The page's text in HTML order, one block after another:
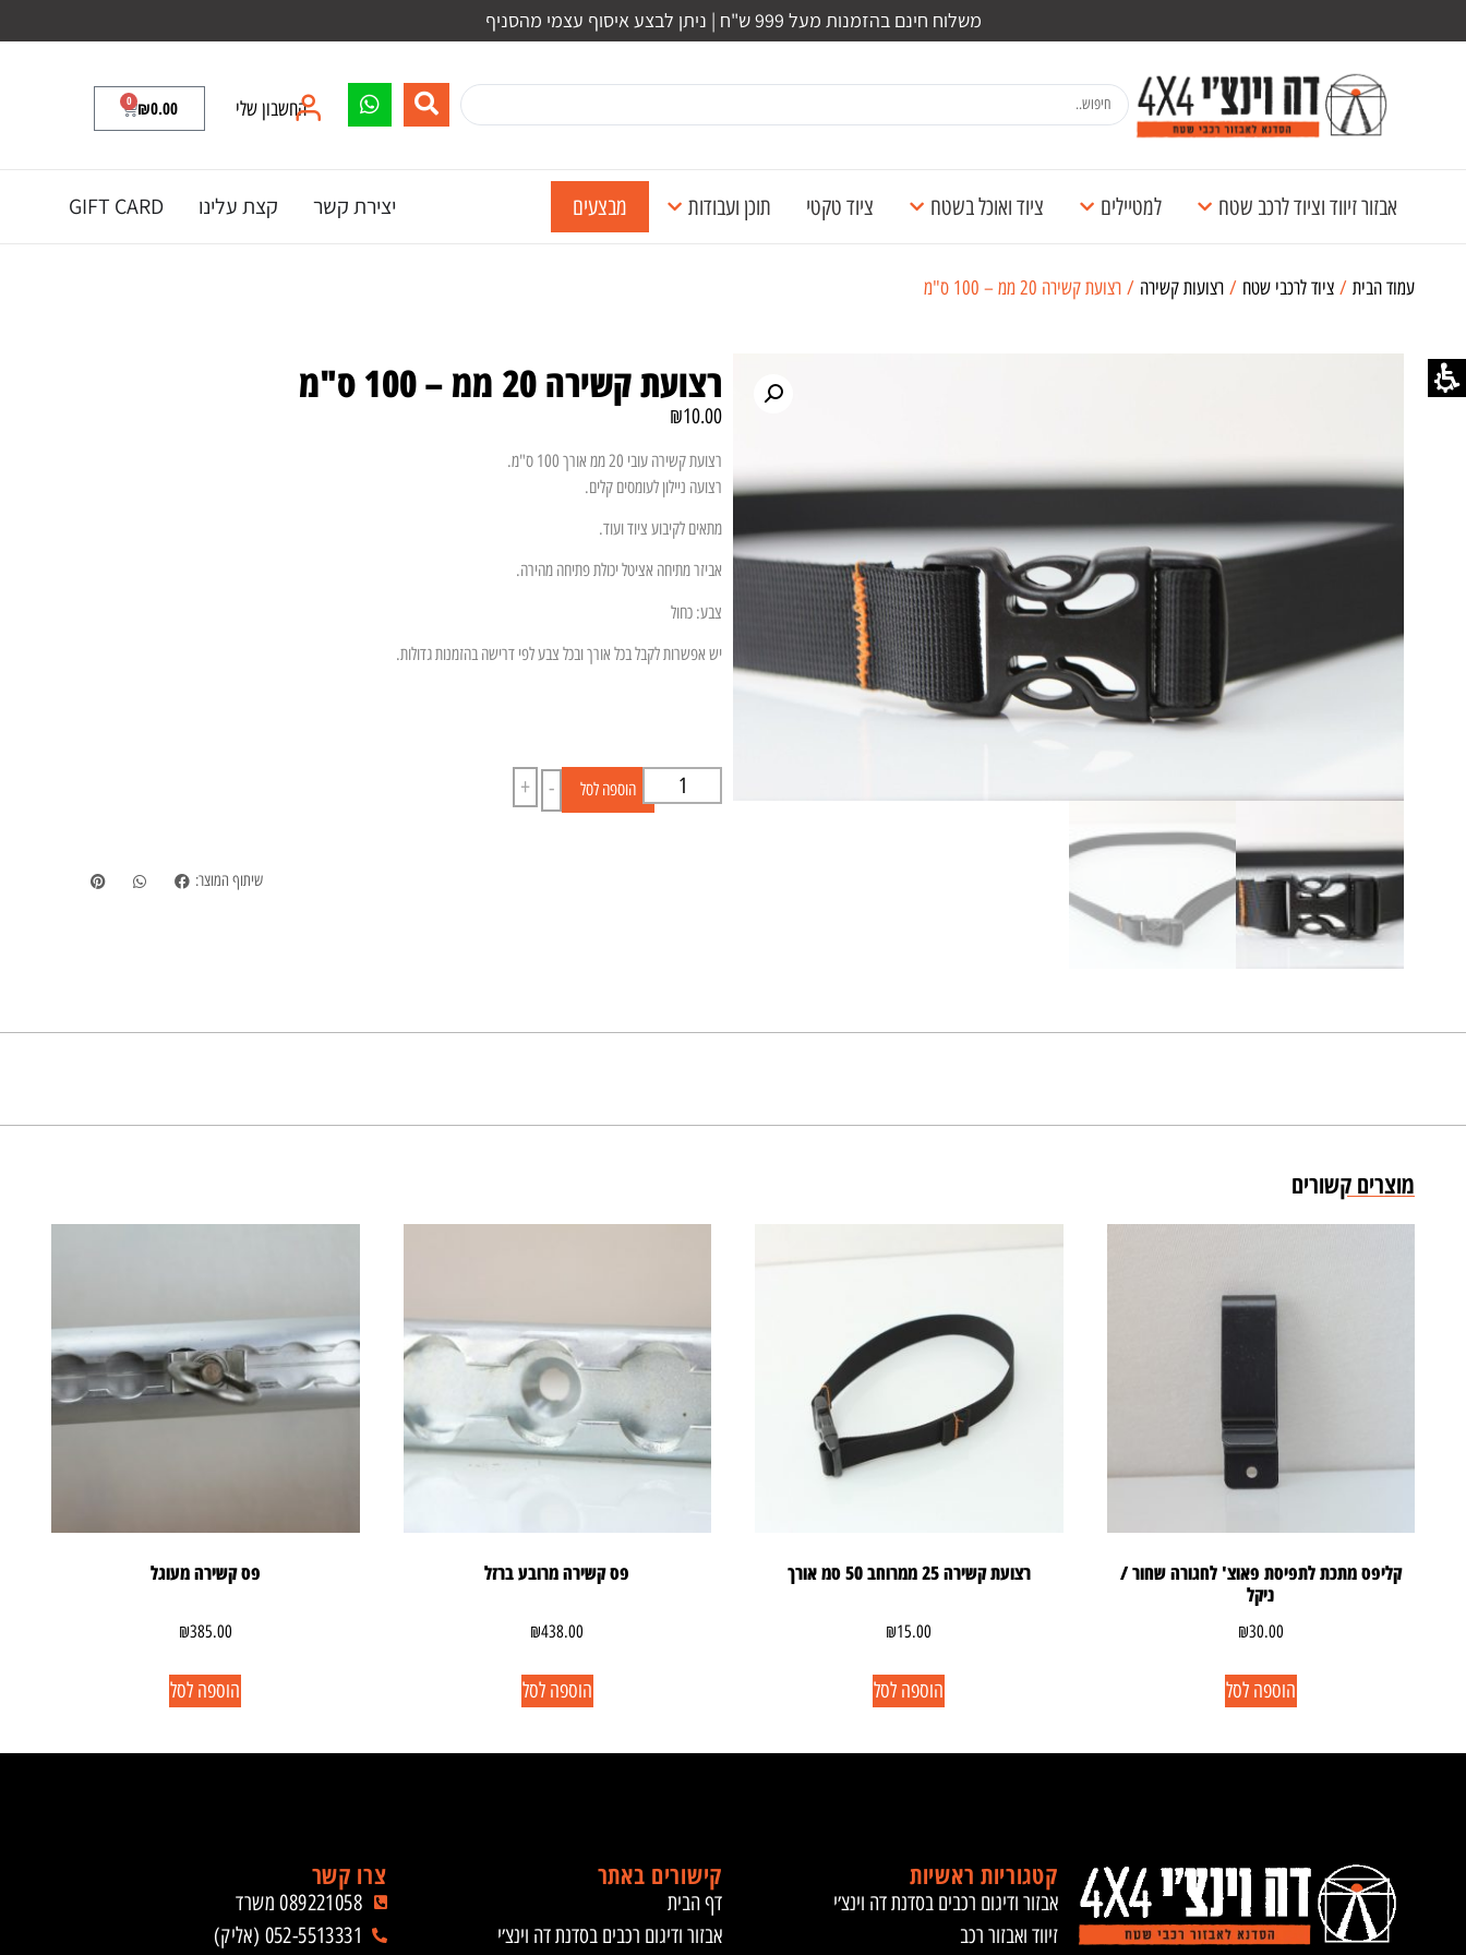
משלוח חינם בהזמנות מעל 999 ש"ח | ניתן לבצע איסוף עצמי מהסניף
החשבון שלי ₪0.00
0
אבזור זיווד וציוד לרכב שטח למטיילים ציוד ואוכל בשטח ציוד טקטי תוכן ועבודות מבצעים יצירת קשר קצת עלינו GIFT CARD
עמוד הבית / ציוד לרכבי שטח / רצועות קשירה / רצועת קשירה 20 ממ – 100 ס"מ
רצועת קשירה 20 ממ – 100 ס"מ
₪10.00
רצועת קשירה עובי 20 ממ אורך 100 ס"מ.
רצועה ניילון לעומסים קלים.
מתאים לקיבוע ציוד ועוד.
אביזר מתיחה אציטל יכולת פתיחה מהירה.
צבע: כחול
יש אפשרות לקבל בכל אורך ובכל צבע לפי דרישה בהזמנות גדולות.
-
+ הוספה לסל
שיתוף המוצר:
מוצרים קשורים
קליפס מתכת לתפיסת פאוצ' לחגורה שחור /
ניקל
₪30.00
הוספה לסל
רצועת קשירה 25 ממרוחב 50 סמ אורך
₪15.00
הוספה לסל
פס קשירה מרובע ברזל
₪438.00
הוספה לסל
פס קשירה מעוגל
₪385.00
הוספה לסל
קטגוריות ראשיות
אבזור ודיגום רכבים בסדנת דה וינצ׳י
זיווד ואבזור רכב
קישורים באתר
דף הבית
אבזור ודיגום רכבים בסדנת דה וינצ׳י
צרו קשר
089221058 משרד
052-5513331 (אליק)